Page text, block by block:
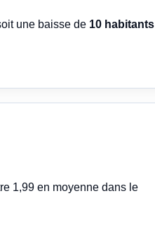
une baisse de 10 habitants
1,99 en moyenne dans le